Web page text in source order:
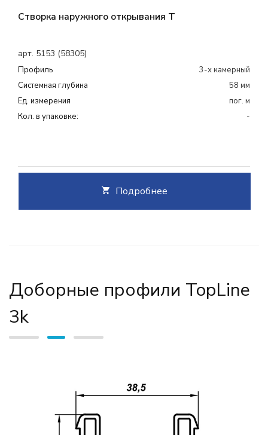
Створка наружного открывания Т
арт. 5153 (58305)
Профиль
3-х камерный
Системная глубина
58 мм
Ед. измерения
пог. м
Кол. в упаковке:
-
Подробнее
Доборные профили TopLine
3k